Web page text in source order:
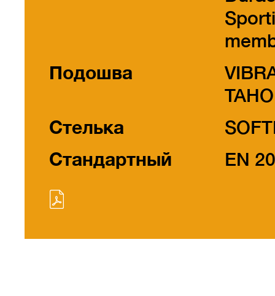
Подошва
Стелька
Стандартный
EN